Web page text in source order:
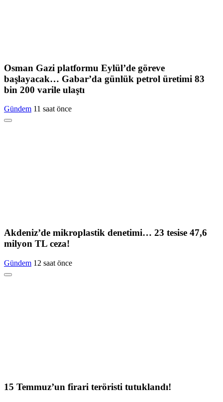
Osman Gazi platformu Eylül’de göreve
başlayacak… Gabar’da günlük petrol üretimi 83
bin 200 varile ulaştı
Gündem 11 saat önce
Akdeniz’de mikroplastik denetimi… 23 tesise 47,6
milyon TL ceza!
Gündem 12 saat önce
15 Temmuz’un firari teröristi tutuklandı!